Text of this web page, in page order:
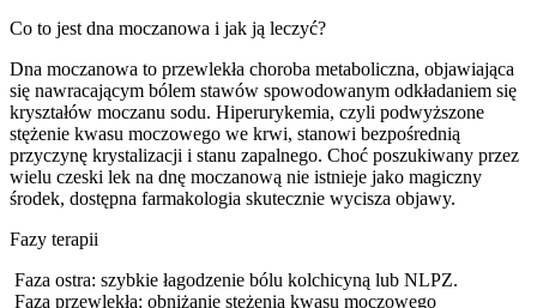
Co to jest dna moczanowa i jak ją leczyć?
Dna moczanowa to przewlekła choroba metaboliczna, objawiająca
się nawracającym bólem stawów spowodowanym odkładaniem się
kryształów moczanu sodu. Hiperurykemia, czyli podwyższone
stężenie kwasu moczowego we krwi, stanowi bezpośrednią
przyczynę krystalizacji i stanu zapalnego. Choć poszukiwany przez
wielu czeski lek na dnę moczanową nie istnieje jako magiczny
środek, dostępna farmakologia skutecznie wycisza objawy.
Fazy terapii
Faza ostra: szybkie łagodzenie bólu kolchicyną lub NLPZ.
Faza przewlekła: obniżanie stężenia kwasu moczowego